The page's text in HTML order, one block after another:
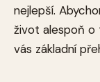
nejlepší.
život alespoň o
vás základní